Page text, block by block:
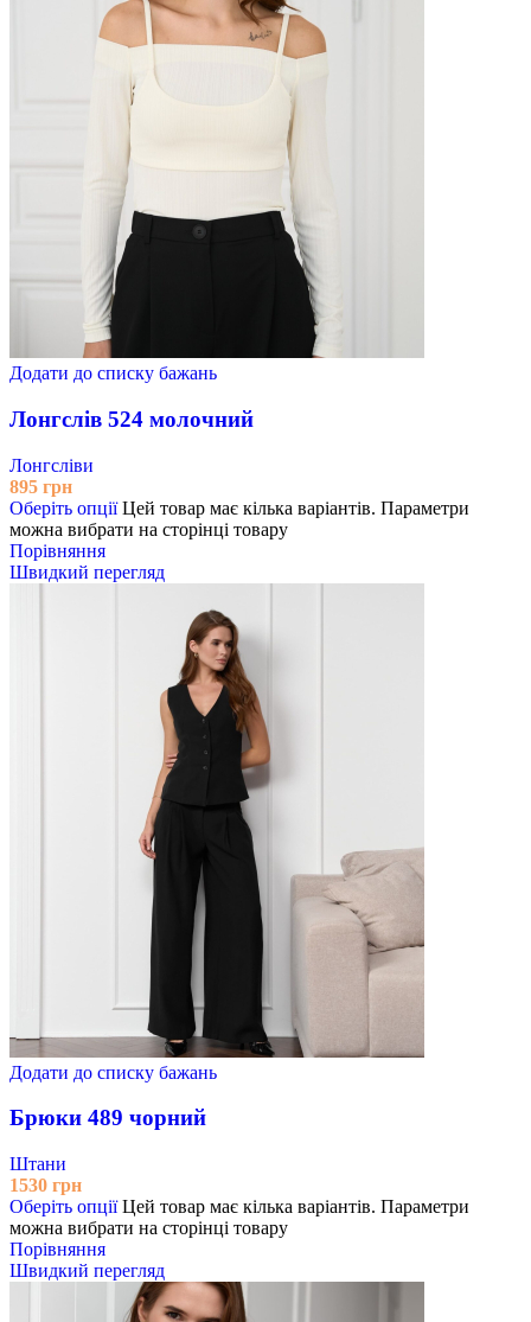
Додати до списку бажань
Лонгслів 524 молочний
Лонгсліви
895 грн
Оберіть опції Цей товар має кілька варіантів. Параметри
можна вибрати на сторінці товару
Порівняння
Швидкий перегляд
Додати до списку бажань
Брюки 489 чорний
Штани
1530 грн
Оберіть опції Цей товар має кілька варіантів. Параметри
можна вибрати на сторінці товару
Порівняння
Швидкий перегляд